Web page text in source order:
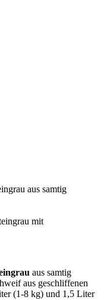
aus samtig
mit
aus samtig
aus geschliffenen
(1-8 kg) und 1,5 Liter